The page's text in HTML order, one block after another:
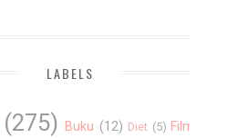
LABELS
(275) Buku (12) Diet (5) Film